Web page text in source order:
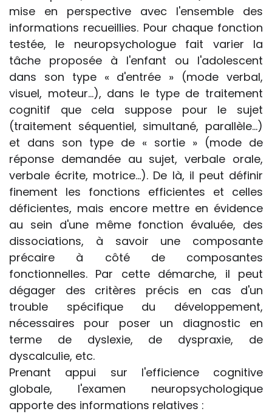
mise en perspective avec l'ensemble des
informations recueillies. Pour chaque fonction
testée, le neuropsychologue fait varier la
tâche proposée à l'enfant ou l'adolescent
dans son type « d'entrée » (mode verbal,
visuel, moteur...), dans le type de traitement
cognitif que cela suppose pour le sujet
(traitement séquentiel, simultané, parallèle...)
et dans son type de « sortie » (mode de
réponse demandée au sujet, verbale orale,
verbale écrite, motrice...). De là, il peut définir
finement les fonctions efficientes et celles
déficientes, mais encore mettre en évidence
au sein d'une même fonction évaluée, des
dissociations, à savoir une composante
précaire à côté de composantes
fonctionnelles. Par cette démarche, il peut
dégager des critères précis en cas d'un
trouble spécifique du développement,
nécessaires pour poser un diagnostic en
terme de dyslexie, de dyspraxie, de
dyscalculie, etc.
Prenant appui sur l'efficience cognitive
globale, l'examen neuropsychologique
apporte des informations relatives :